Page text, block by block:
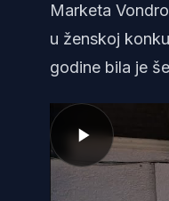
Marketa
u ženskoj
godine bila je